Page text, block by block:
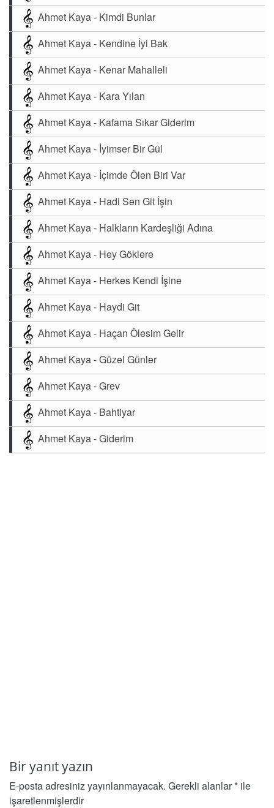
Ahmet Kaya - Kimdi Bunlar
Ahmet Kaya - Kendine İyi Bak
Ahmet Kaya - Kenar Mahalleli
Ahmet Kaya - Kara Yılan
Ahmet Kaya - Kafama Sıkar Giderim
Ahmet Kaya - İyimser Bir Gül
Ahmet Kaya - İçimde Ölen Biri Var
Ahmet Kaya - Hadi Sen Git İşin
Ahmet Kaya - Halkların Kardeşliği Adına
Ahmet Kaya - Hey Göklere
Ahmet Kaya - Herkes Kendi İşine
Ahmet Kaya - Haydi Git
Ahmet Kaya - Haçan Ölesim Gelir
Ahmet Kaya - Güzel Günler
Ahmet Kaya - Grev
Ahmet Kaya - Bahtiyar
Ahmet Kaya - Giderim
Bir yanıt yazın
E-posta adresiniz yayınlanmayacak. Gerekli alanlar* ile
işaretlenmişlerdir